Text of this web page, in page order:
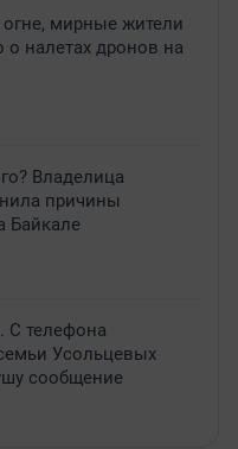
мирные жители
о налетах дронов на
Владелица
причины
Байкале
С телефона
Усольцевых
сообщение